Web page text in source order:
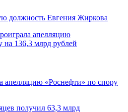
должность Евгения Жиркова
«Роснефти» по спору